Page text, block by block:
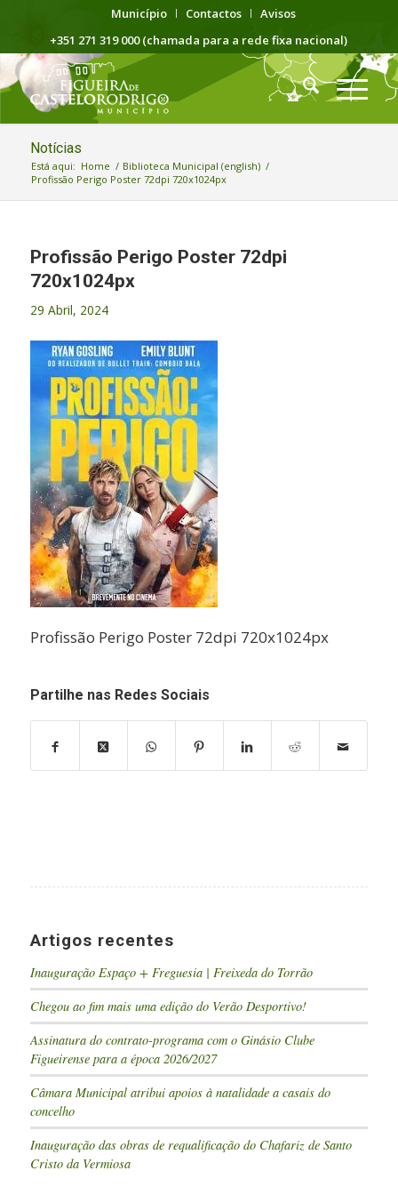
Município Contactos
Avisos
+351 271 319 000 (chamada para a rede fixa nacional)
Notícias
Está aqui: Home / Biblioteca Municipal (english) /
Profissão Perigo Poster 72dpi 720x1024px
Profissão Perigo Poster 72dpi
720x1024px
29 Abril, 2024
Profissão Perigo Poster 72dpi 720x1024px
Partilhe nas Redes Sociais
Artigos recentes
Inauguração Espaço + Freguesia | Freixeda do Torrão
Chegou ao fim mais uma edição do Verão Desportivo!
Assinatura do contrato-programa com o Ginásio Clube
Figueirense para a época 2026/2027
Câmara Municipal atribui apoios à natalidade a casais do
concelho
Inauguração das obras de requalificação do Chafariz de Santo
Cristo da Vermiosa